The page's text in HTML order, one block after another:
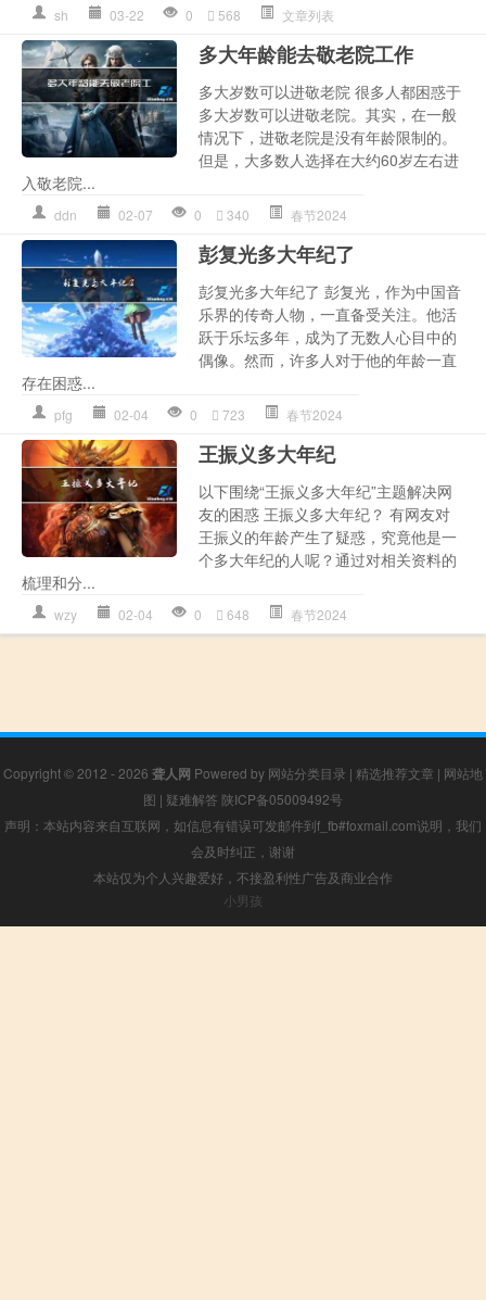
sh 03-22 0 568 文章列表
多大年龄能去敬老院工作
多大岁数可以进敬老院 很多人都困惑于
多大岁数可以进敬老院。其实，在一般
情况下，进敬老院是没有年龄限制的。
但是，大多数人选择在大约60岁左右进
入敬老院...
ddn 02-07 0 340 春节2024
彭复光多大年纪了
彭复光多大年纪了 彭复光，作为中国音
乐界的传奇人物，一直备受关注。他活
跃于乐坛多年，成为了无数人心目中的
偶像。然而，许多人对于他的年龄一直
存在困惑...
pfg 02-04 0 723 春节2024
王振义多大年纪
以下围绕“王振义多大年纪”主题解决网
友的困惑 王振义多大年纪？ 有网友对
王振义的年龄产生了疑惑，究竟他是一
个多大年纪的人呢？通过对相关资料的
梳理和分...
wzy 02-04 0 648 春节2024
Copyright © 2012 - 2026 聋人网 Powered by 网站分类目录 | 精选推荐文章 | 网站地
图 | 疑难解答 陕ICP备05009492号
声明：本站内容来自互联网，如信息有错误可发邮件到f_fb#foxmail.com说明，我们
会及时纠正，谢谢
本站仅为个人兴趣爱好，不接盈利性广告及商业合作
小男孩